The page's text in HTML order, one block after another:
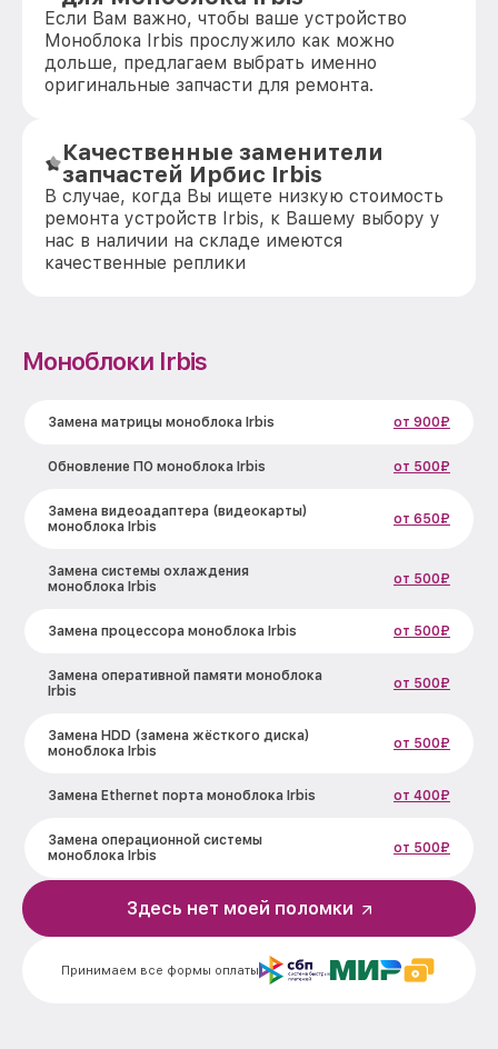
Если Вам важно, чтобы ваше устройство
Моноблока Irbis прослужило как можно
дольше, предлагаем выбрать именно
оригинальные запчасти для ремонта.
Качественные заменители
запчастей Ирбис Irbis
В случае, когда Вы ищете низкую стоимость
ремонта устройств Irbis, к Вашему выбору у
нас в наличии на складе имеются
качественные реплики
Моноблоки Irbis
Замена матрицы моноблока Irbis от 900₽
Обновление ПО моноблока Irbis от 500₽
Замена видеоадаптера (видеокарты)
моноблока Irbis
от 650₽
Замена системы охлаждения
моноблока Irbis
от 500₽
Замена процессора моноблока Irbis от 500₽
Замена оперативной памяти моноблока
Irbis
от 500₽
Замена HDD (замена жёсткого диска)
моноблока Irbis
от 500₽
Замена Ethernet порта моноблока Irbis от 400₽
Замена операционной системы
моноблока Irbis
от 500₽
Принимаем все формы оплаты
Здесь нет моей поломки